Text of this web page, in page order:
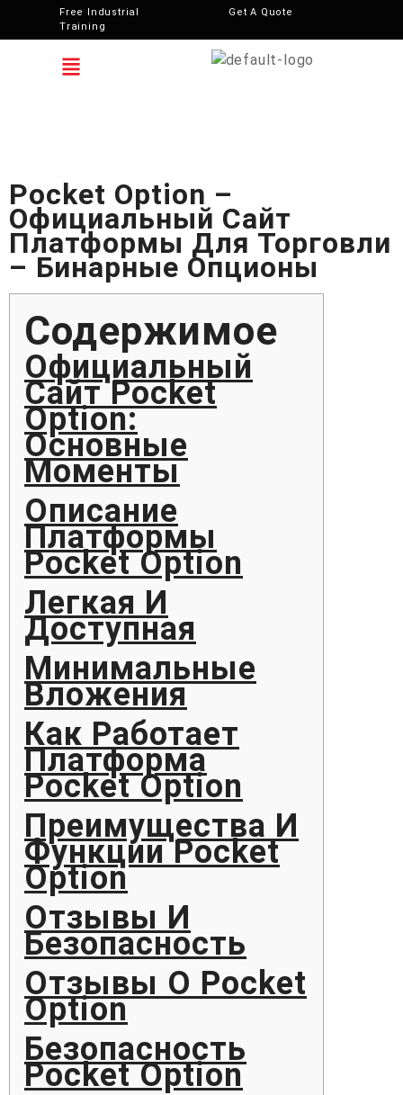
Free Industrial
Training
Get A Quote
Pocket Option –
Официальный Сайт
Платформы Для Торговли
– Бинарные Опционы
Содержимое
Официальный
Сайт Pocket
Option:
Основные
Моменты
Описание
Платформы
Pocket Option
Легкая И
Доступная
Минимальные
Вложения
Как Работает
Платформа
Pocket Option
Преимущества И
Функции Pocket
Option
Отзывы И
Безопасность
Отзывы О Pocket
Option
Безопасность
Pocket Option